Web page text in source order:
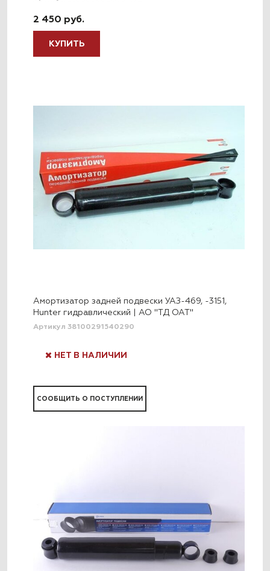
2 450 руб.
КУПИТЬ
Амортизатор задней подвески УАЗ-469, -3151,
Hunter гидравлический | АО "ТД ОАТ"
Артикул 38100291540290
НЕТ В НАЛИЧИИ
СООБЩИТЬ О ПОСТУПЛЕНИИ